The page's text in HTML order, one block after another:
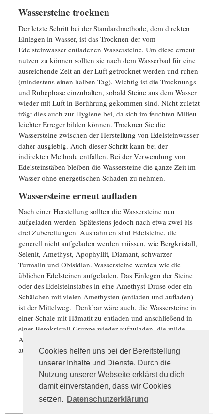
Cookies helfen uns bei der Bereitstellung
unserer Inhalte und Dienste. Durch die
Nutzung unserer Webseite erklärst du dich
damit einverstanden, dass wir Cookies
setzen.
Datenschutzerklärung
Wassersteine trocknen
Der letzte Schritt bei der Standardmethode, dem direkten
Einlegen in Wasser, ist das Trocknen der vom
Edelsteinwasser entladenen Wassersteine. Um diese erneut
nutzen zu können sollten sie nach dem Wasserbad für eine
ausreichende Zeit an der Luft getrocknet werden und ruhen
(mindestens einen halben Tag). Wichtig ist die Trocknungs-
und Ruhephase einzuhalten, sobald Steine aus dem Wasser
wieder mit Luft in Berührung gekommen sind. Nicht zuletzt
trägt dies auch zur Hygiene bei, da sich im feuchten Milieu
leichter Erreger bilden können. Trocknen Sie die
Wassersteine zwischen der Herstellung von Edelsteinwasser
daher ausgiebig. Auch dieser Schritt kann bei der
indirekten Methode entfallen. Bei der Verwendung von
Edelsteinstäben bleiben die Wassersteine die ganze Zeit im
Wasser ohne energetischen Schaden zu nehmen.
Wassersteine erneut aufladen
Nach einer Herstellung sollten die Wassersteine neu
aufgeladen werden. Spätestens jedoch nach etwa zwei bis
drei Zubereitungen. Ausnahmen sind Edelsteine, die
generell nicht aufgeladen werden müssen, wie Bergkristall,
Selenit, Amethyst, Apophyllit, Diamant, schwarzer
Turmalin und Obisidian. Wassersteine werden wie die
üblichen Edelsteinen aufgeladen. Das Einlegen der Steine
oder des Edelsteinstabes in eine Amethyst-Druse oder ein
Schälchen mit vielen Amethysten (entladen und aufladen)
ist der Mittelweg. Denkbar wäre auch, die Wassersteine in
einer Schale mit Hämatit zu entladen und anschließend in
einer Bergkristall-Gruppe wieder aufzuladen. die milde
Abendsonne eignet sich jedoch auch dazu, die Steine
aufzuladen.